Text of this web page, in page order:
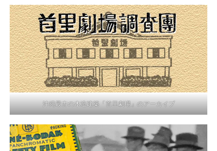
沖縄最古の木造建築「首里劇場」のアーカイブ